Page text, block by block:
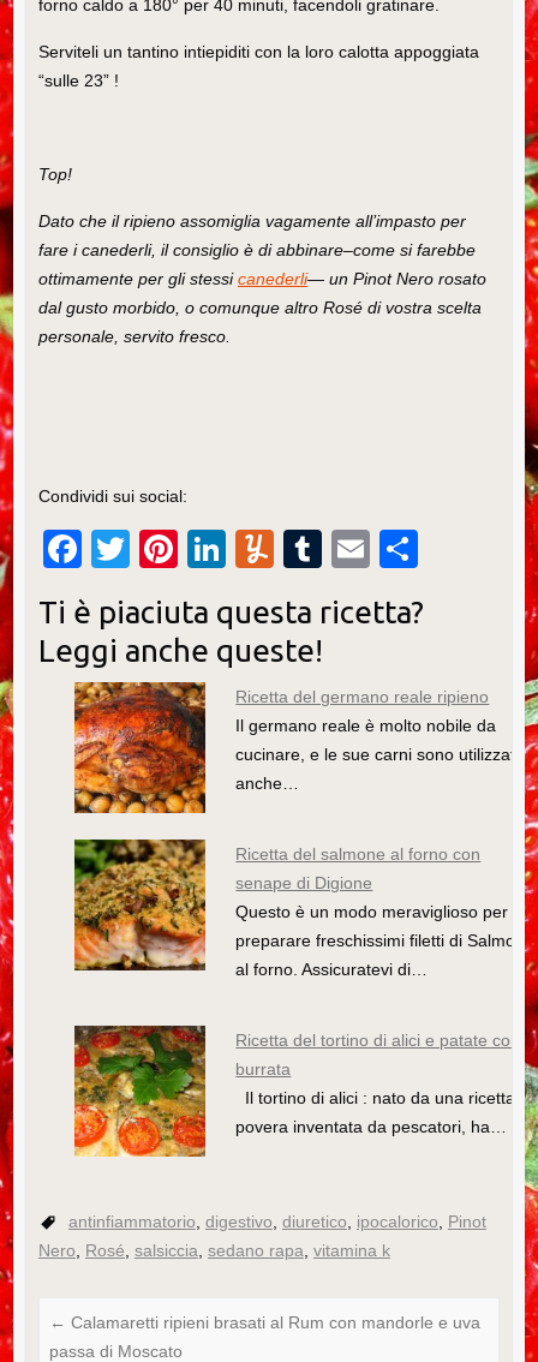
forno caldo a 180° per 40 minuti, facendoli gratinare.
Serviteli un tantino intiepiditi con la loro calotta appoggiata
“sulle 23” !
Top!
Dato che il ripieno assomiglia vagamente all’impasto per
fare i canederli, il consiglio è di abbinare–come si farebbe
ottimamente per gli stessicanederli— un Pinot Nero rosato
dal gusto morbido, o comunque altro Rosé di vostra scelta
personale, servito fresco.
Condividi sui social:
F
a
c
e
b
o
o
k
T
tt
er
Pi
er
e
st
Li
k
e
dI
n
Y
m
m
ly
T
m
r
E
ail n
vi
di
Ti è piaciuta questa ricetta?
Leggi anche queste!
Ricetta del germano reale ripieno
Il germano reale è molto nobile da
cucinare, e le sue carni sono utilizzate
anche…
Ricetta del salmone al forno con
senape di Digione
Questo è un modo meraviglioso per
preparare freschissimi filetti di Salmone
al forno. Assicuratevi di…
Ricetta del tortino di alici e patate con
burrata
Il tortino di alici : nato da una ricetta
povera inventata da pescatori, ha…
antinfiammatorio digestivo diuretico ipocalorico
Pinot
Nero
Rosé salsiccia sedano rapa vitamina k
← Calamaretti ripieni brasati al Rum con mandorle e uva
passa di Moscato